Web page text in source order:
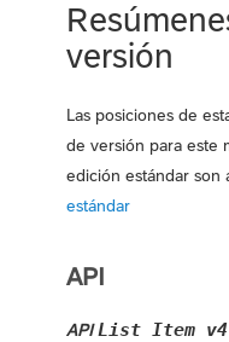
versión
Las posiciones de
de versión para este
edición estándar son
estándar
API
APIList Item v4